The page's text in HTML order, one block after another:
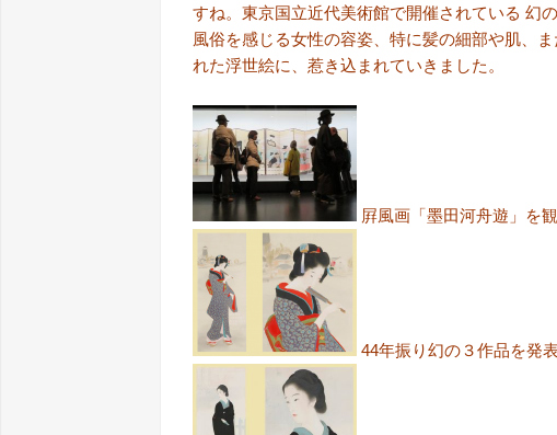
すね。東京国立近代美術館で開催されている 幻
風俗を感じる女性の容姿、特に髪の細部や肌、
れた浮世絵に、惹き込まれていきました。
屛風画「墨田河舟遊」を
44年振り幻の３作品を発